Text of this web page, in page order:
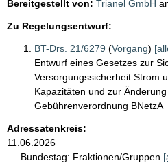
Bereitgestellt von: Trianel GmbH
Zu Regelungsentwurf:
BT-Drs. 21/6279 (Vorgang)
Entwurf eines Gesetzes zur
Versorgungssicherheit Strom
Kapazitäten und zur
Gebührenverordnung BNetzA
Adressatenkreis:
11.06.2026
Bundestag: Fraktionen/Gruppen